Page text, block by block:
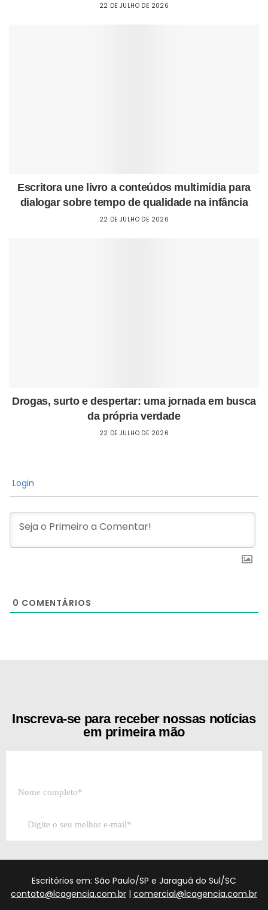
22 DE JULHO DE 2026
Escritora une livro a conteúdos multimídia para
dialogar sobre tempo de qualidade na infância
22 DE JULHO DE 2026
Drogas, surto e despertar: uma jornada em busca
da própria verdade
22 DE JULHO DE 2026
Login
0 COMENTÁRIOS
Inscreva-se para receber nossas notícias
em primeira mão
Escritórios em: São Paulo/SP e Jaraguá do Sul/SC
contato@lcagencia.com.br | comercial@lcagencia.com.br